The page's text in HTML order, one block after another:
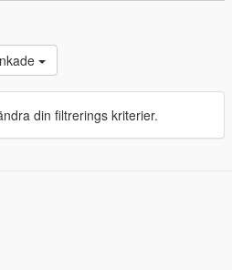
din filtrerings kriterier.